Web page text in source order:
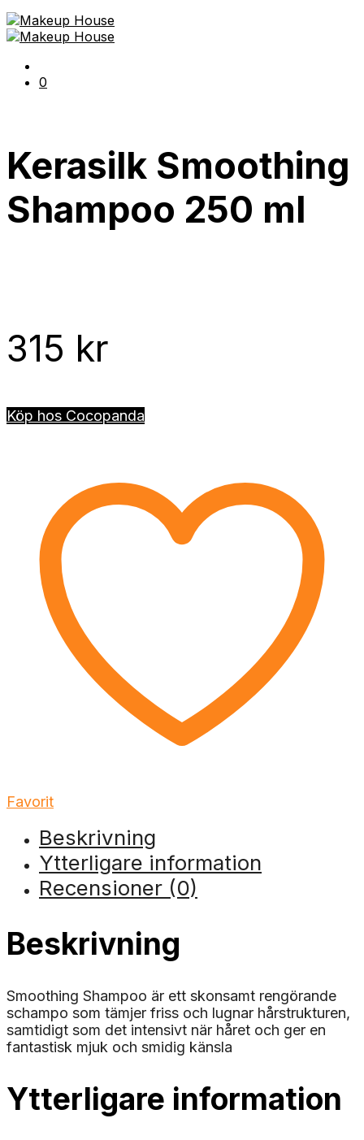
0
Kerasilk Smoothing
Shampoo 250 ml
315 kr
Köp hos Cocopanda
Favorit
Beskrivning
Ytterligare information
Recensioner (0)
Beskrivning
Smoothing Shampoo är ett skonsamt rengörande
schampo som tämjer friss och lugnar hårstrukturen,
samtidigt som det intensivt när håret och ger en
fantastisk mjuk och smidig känsla
Ytterligare information